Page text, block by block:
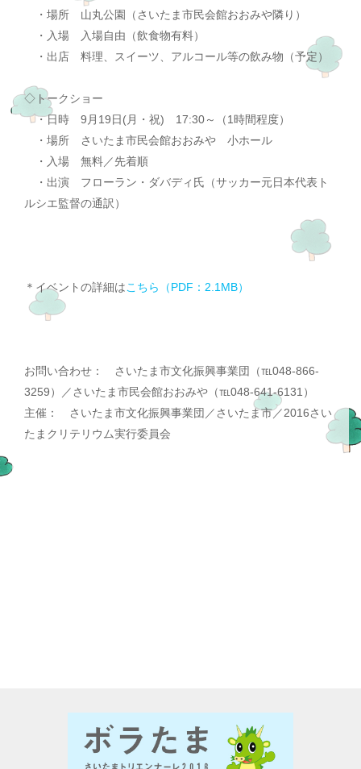
・場所 山丸公園（さいたま市民会館おおみや隣り）
・入場 入場自由（飲食物有料）
・出店 料理、スイーツ、アルコール等の飲み物（予定）
◇トークショー
・日時 9月19日(月・祝) 17:30～（1時間程度）
・場所 さいたま市民会館おおみや 小ホール
・入場 無料／先着順
・出演 フローラン・ダバディ氏（サッカー元日本代表ト
ルシエ監督の通訳）
＊イベントの詳細はこちら（PDF：2.1MB）
お問い合わせ： さいたま市文化振興事業団（℡048-866-
3259）／さいたま市民会館おおみや（℡048-641-6131）
主催： さいたま市文化振興事業団／さいたま市／2016さい
たまクリテリウム実行委員会